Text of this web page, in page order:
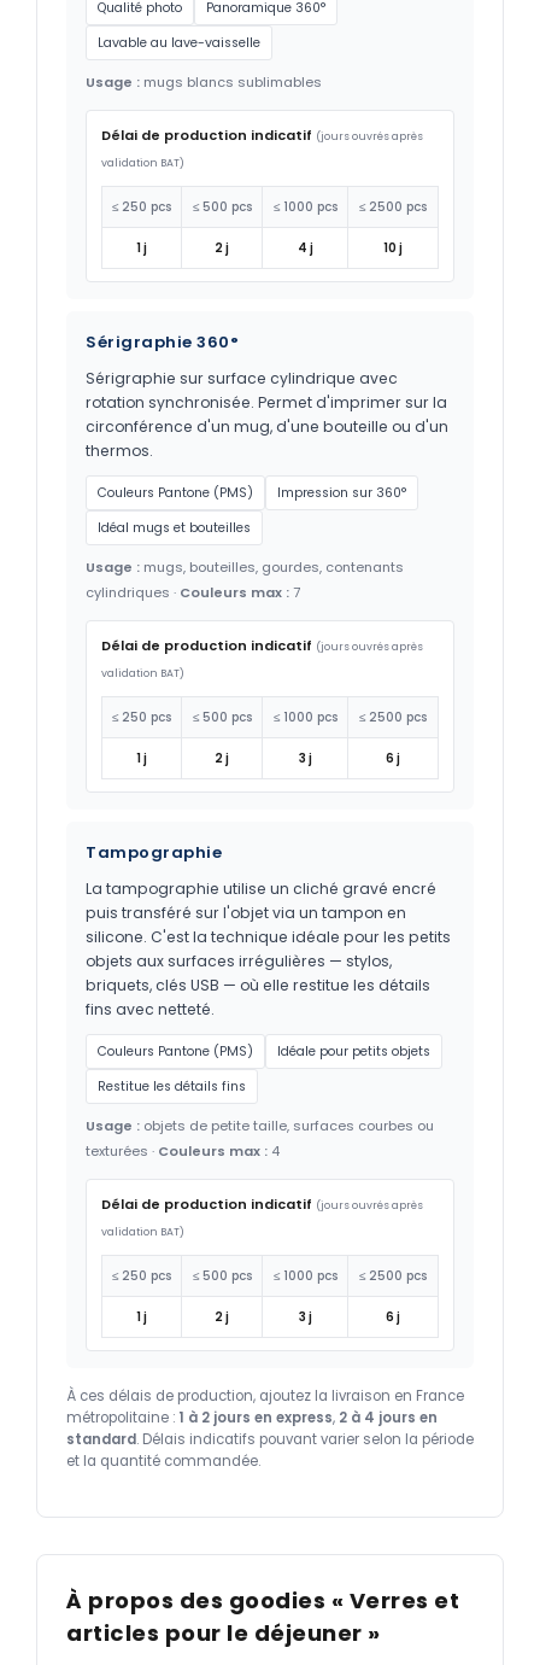
Qualité photo
Panoramique 360°
Lavable au lave-vaisselle
Usage : mugs blancs sublimables
Délai de production indicatif (jours ouvrés après
validation BAT)
≤ 250 pcs ≤ 500 pcs ≤ 1000 pcs ≤ 2500 pcs
1 j 2 j 4 j 10 j
Sérigraphie 360°
Sérigraphie sur surface cylindrique avec
rotation synchronisée. Permet d'imprimer sur la
circonférence d'un mug, d'une bouteille ou d'un
thermos.
Couleurs Pantone (PMS)
Impression sur 360°
Idéal mugs et bouteilles
Usage : mugs, bouteilles, gourdes, contenants
cylindriques · Couleurs max :7
Délai de production indicatif (jours ouvrés après
validation BAT)
≤ 250 pcs ≤ 500 pcs ≤ 1000 pcs ≤ 2500 pcs
1 j 2 j 3 j 6 j
Tampographie
La tampographie utilise un cliché gravé encré
puis transféré sur l'objet via un tampon en
silicone. C'est la technique idéale pour les petits
objets aux surfaces irrégulières — stylos,
briquets, clés USB — où elle restitue les détails
fins avec netteté.
Couleurs Pantone (PMS)
Idéale pour petits objets
Restitue les détails fins
Usage : objets de petite taille, surfaces courbes ou
texturées · Couleurs max : 4
Délai de production indicatif (jours ouvrés après
validation BAT)
≤ 250 pcs ≤ 500 pcs ≤ 1000 pcs ≤ 2500 pcs
1 j 2 j 3 j 6 j
À ces délais de production, ajoutez la livraison en France
métropolitaine : 1 à 2 jours en express, 2 à 4 jours en
standard. Délais indicatifs pouvant varier selon la période
et la quantité commandée.
À propos des goodies « Verres et
articles pour le déjeuner »